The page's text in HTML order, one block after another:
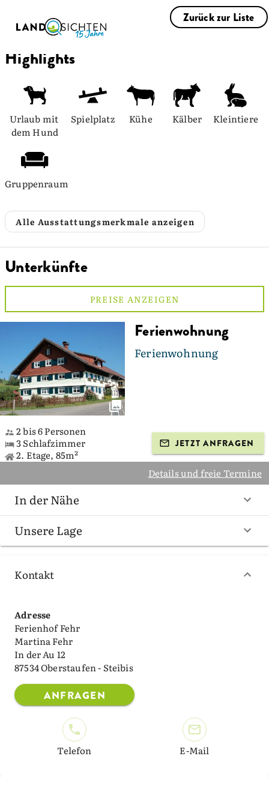
Zurück zur Liste
Highlights
Urlaub mit
dem Hund
Spielplatz Kühe Kälber Kleintiere
Gruppenraum
Alle Ausstattungsmerkmale anzeigen
Unterkünfte
PREISE ANZEIGEN
Ferienwohnung
Ferienwohnung
2 bis 6 Personen
3 Schlafzimmer
2. Etage, 85m²
JETZT ANFRAGEN
Details und freie Termine
In der Nähe
Unsere Lage
Kontakt
Adresse
Ferienhof Fehr
Martina Fehr
In der Au 12
87534 Oberstaufen - Steibis
ANFRAGEN
Telefon E-Mail